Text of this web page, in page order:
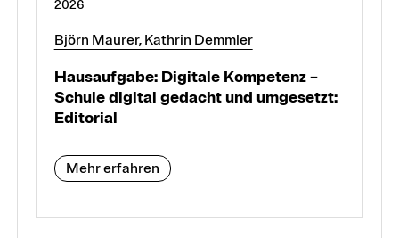
2026
Björn Maurer, Kathrin Demmler
Hausaufgabe: Digitale Kompetenz –
Schule digital gedacht und umgesetzt:
Editorial
Mehr erfahren